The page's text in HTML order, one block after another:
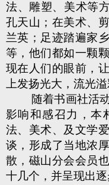
法、雕塑、美术等
孔天山；在美术、
兰英；足迹踏遍家
等，他们都如一颗
现在人们的眼前，
上发扬光大，流光溢
随着书画社活
影响和感召力，本
法、美术、及文学
谈，形成了当地浓
散，磁山分会会员
十几个，并呈现出逐